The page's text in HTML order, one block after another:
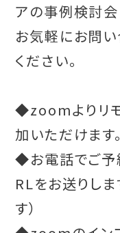
アの事例検討会
お気軽にお問
ください。
◆zoomよりリ
加いただけます。
◆お電話でご予
RLをお送りしま
す）